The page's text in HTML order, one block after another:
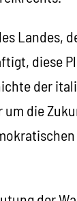
Landes,
diese
der
die